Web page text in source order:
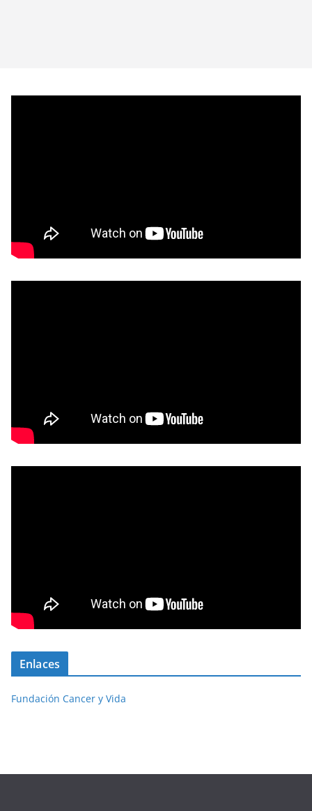
Enlaces
Fundación Cancer y Vida